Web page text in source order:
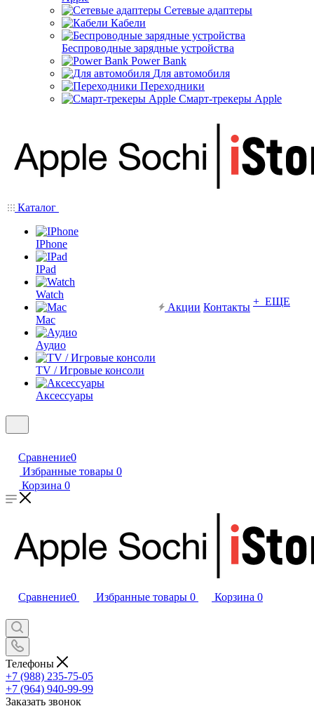
Сетевые адаптеры
Кабели
Беспроводные зарядные устройства
Power Bank
Для автомобиля
Переходники
Смарт-трекеры Apple
Каталог
IPhone
IPad
Watch
Mac
Аудио
TV / Игровые консоли
Аксессуары
Акции Контакты + ЕЩЕ
Сравнение0
Избранные товары 0
Корзина 0
Сравнение0 Избранные товары 0 Корзина 0
Телефоны
+7 (988) 235-75-05
+7 (964) 940-99-99
Заказать звонок